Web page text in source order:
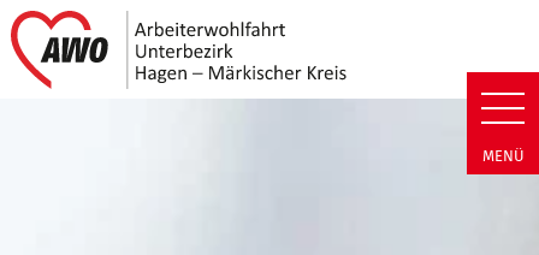
AWO Unterbezirk Hagen -
MENÜ